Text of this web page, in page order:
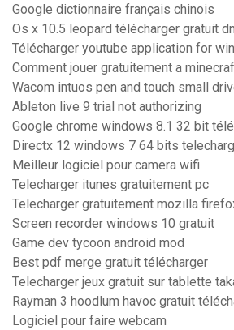
Google dictionnaire français chinois
Os x 10.5 leopard télécharger gratuit
Télécharger youtube application for
Comment jouer gratuitement a
Wacom intuos pen and touch small
Ableton live 9 trial not authorizing
Google chrome windows 8.1 32 bit
Directx 12 windows 7 64 bits
Meilleur logiciel pour camera wifi
Telecharger itunes gratuitement pc
Telecharger gratuitement mozilla
Screen recorder windows 10 gratuit
Game dev tycoon android mod
Best pdf merge gratuit télécharger
Telecharger jeux gratuit sur tablette
Rayman 3 hoodlum havoc gratuit
Logiciel pour faire webcam